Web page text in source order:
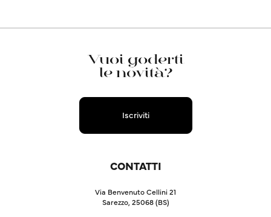
Vuoi goderti
le novità?
Iscriviti
CONTATTI
Via Benvenuto Cellini 21
Sarezzo, 25068 (BS)